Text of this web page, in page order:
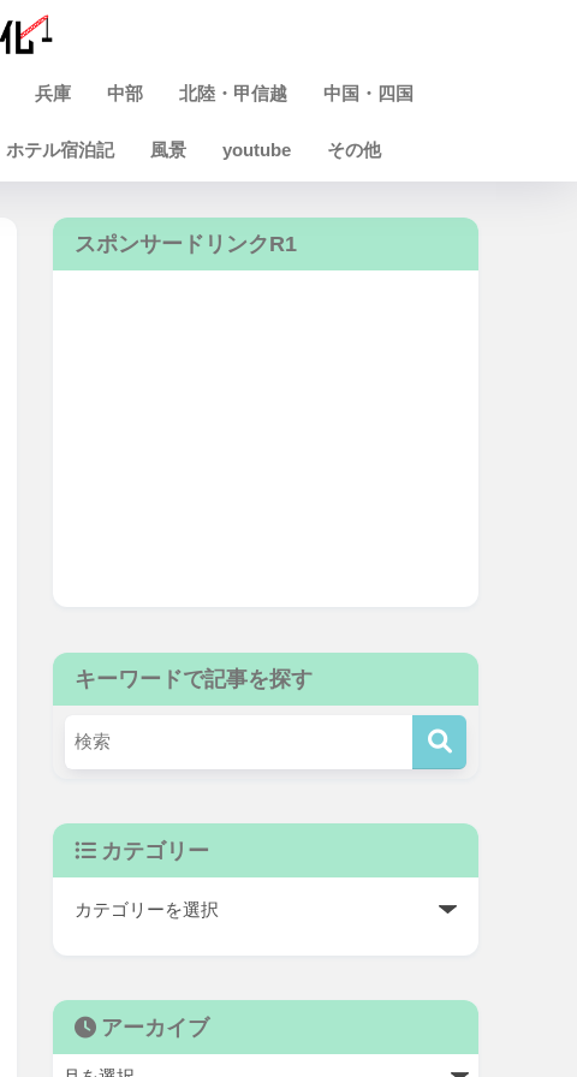
兵庫 中部 北陸・甲信越 中国・四国
ホテル宿泊記 風景 youtube その他
スポンサードリンクR1
キーワードで記事を探す
カテゴリー
アーカイブ